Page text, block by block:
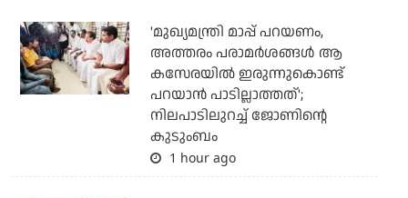
'മുഖ്യമന്ത്രി മാപ്പ് പറയണം,
അത്തരം പരാമര്‍ശങ്ങള്‍ ആ
കസേരയില്‍ ഇരുന്നുകൊണ്ട്
പറയാന്‍ പാടില്ലാത്തത്';
നിലപാടിലുറച്ച് ജോണിന്റെ
കുടുംബം
1 hour ago